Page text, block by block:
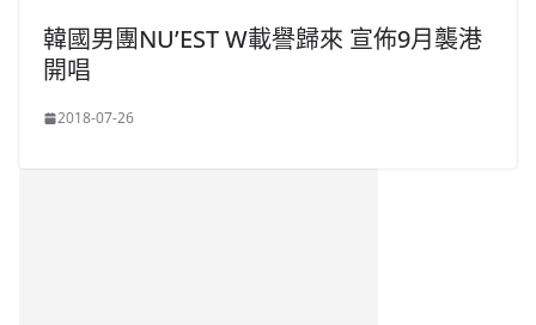
韓國男團NU’EST W載譽歸來 宣佈9月襲港
開唱
2018-07-26